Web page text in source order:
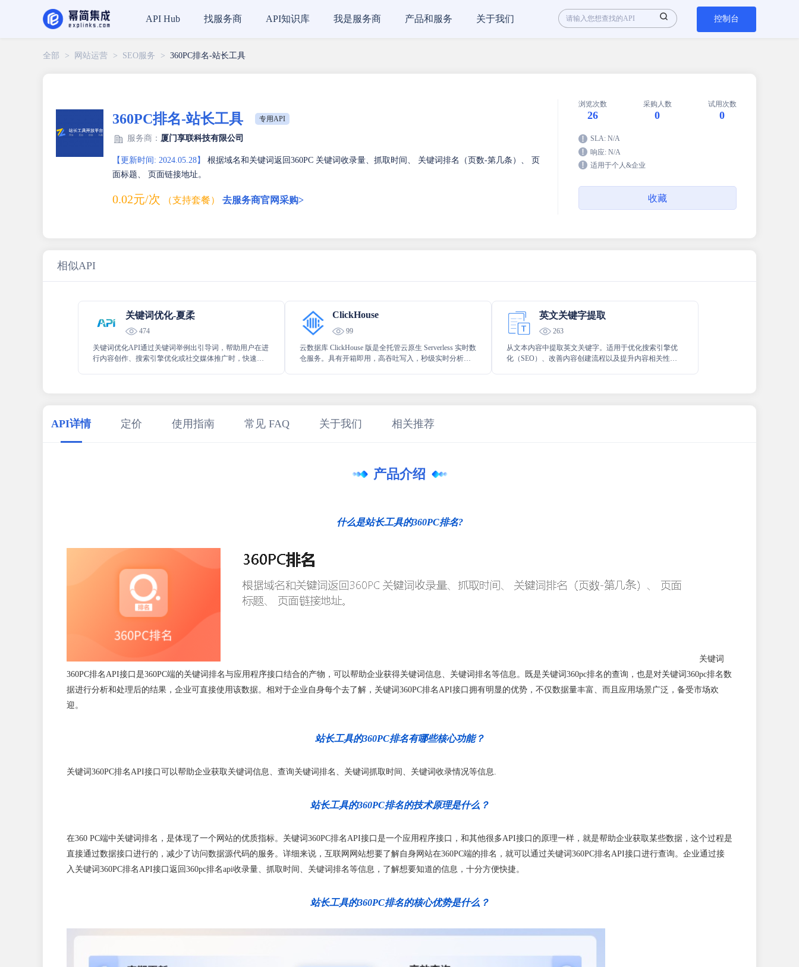
API Hub 找服务商 API知识库 我是服务商 产品和服务 关于我们 控制台
全部 > 网站运营 > SEO服务 > 360PC排名-站长工具
360PC排名-站长工具 专用API
服务商： 厦门享联科技有限公司
【更新时间: 2024.05.28】
根据域名和关键词返回360PC 关键词收录量、抓取时间、 关键词排名（页数-第几条）、 页
面标题、 页面链接地址。
0.02元/次 （支持套餐） 去服务商官网采购>
浏览次数
26
采购人数
0
试用次数
0
SLA: N/A
响应: N/A
适用于个人&企业
收藏
相似API
关键词优化-夏柔
474
关键词优化API通过关键词举例出引导词，帮助用户在进
行内容创作、搜索引擎优化或社交媒体推广时，快速找
ClickHouse
99
云数据库 ClickHouse 版是全托管云原生 Serverless 实时数
仓服务。具有开箱即用，高吞吐写入，秒级实时分析、
英文关键字提取
263
从文本内容中提取英文关键字。适用于优化搜索引擎优
化（SEO）、改善内容创建流程以及提升内容相关性的
API详情 定价 使用指南 常见 FAQ 关于我们 相关推荐
产品介绍
什么是站长工具的360PC排名?
关键词
360PC排名API接口是360PC端的关键词排名与应用程序接口结合的产物，可以帮助企业获得关键词信息、关键词排名等信息。既是关键词360pc排名的查询，也是对关键词360pc排名数
据进行分析和处理后的结果，企业可直接使用该数据。相对于企业自身每个去了解，关键词360PC排名API接口拥有明显的优势，不仅数据量丰富、而且应用场景广泛，备受市场欢
迎。
站长工具的360PC排名有哪些核心功能？
关键词360PC排名API接口可以帮助企业获取关键词信息、查询关键词排名、关键词抓取时间、关键词收录情况等信息.
站长工具的360PC排名的技术原理是什么？
在360 PC端中关键词排名，是体现了一个网站的优质指标。关键词360PC排名API接口是一个应用程序接口，和其他很多API接口的原理一样，就是帮助企业获取某些数据，这个过程是
直接通过数据接口进行的，减少了访问数据源代码的服务。详细来说，互联网网站想要了解自身网站在360PC端的排名，就可以通过关键词360PC排名API接口进行查询。企业通过接
入关键词360PC排名API接口返回360pc排名api收录量、抓取时间、关键词排名等信息，了解想要知道的信息，十分方便快捷。
站长工具的360PC排名的核心优势是什么？